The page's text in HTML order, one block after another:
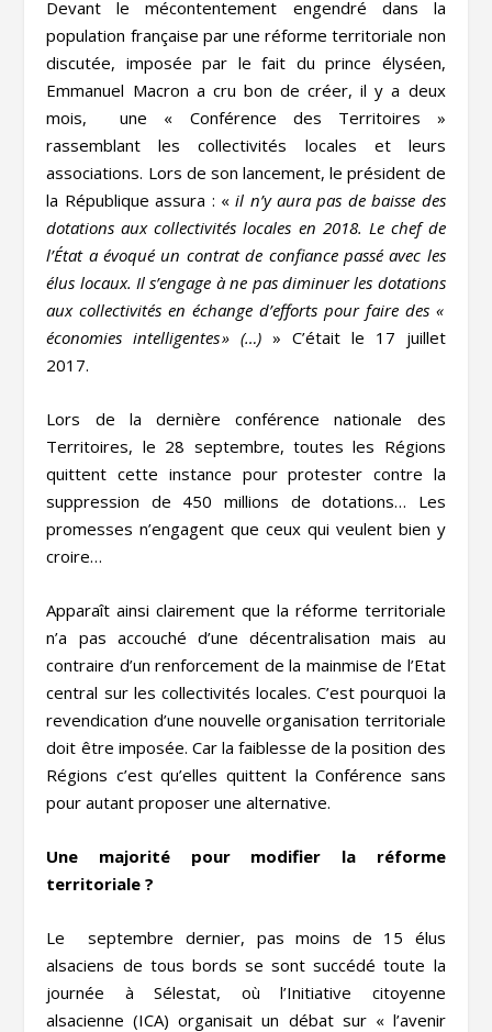
Devant le mécontentement engendré dans la
population française par une réforme territoriale non
discutée, imposée par le fait du prince élyséen,
Emmanuel Macron a cru bon de créer, il y a deux
mois, une « Conférence des Territoires »
rassemblant les collectivités locales et leurs
associations. Lors de son lancement, le président de
la République assura : «il n’y aura pas de baisse des
dotations aux collectivités locales en 2018. Le chef de
l’État a évoqué un contrat de confiance passé avec les
élus locaux. Il s’engage à ne pas diminuer les dotations
aux collectivités en échange d’efforts pour faire des «
économies intelligentes » (…) » C’était le 17 juillet
2017.
Lors de la dernière conférence nationale des
Territoires, le 28 septembre, toutes les Régions
quittent cette instance pour protester contre la
suppression de 450 millions de dotations… Les
promesses n’engagent que ceux qui veulent bien y
croire…
Apparaît ainsi clairement que la réforme territoriale
n’a pas accouché d’une décentralisation mais au
contraire d’un renforcement de la mainmise de l’Etat
central sur les collectivités locales. C’est pourquoi la
revendication d’une nouvelle organisation territoriale
doit être imposée. Car la faiblesse de la position des
Régions c’est qu’elles quittent la Conférence sans
pour autant proposer une alternative.
Une majorité pour modifier la réforme
territoriale ?
Le septembre dernier, pas moins de 15 élus
alsaciens de tous bords se sont succédé toute la
journée à Sélestat, où l’Initiative citoyenne
alsacienne (ICA) organisait un débat sur « l’avenir